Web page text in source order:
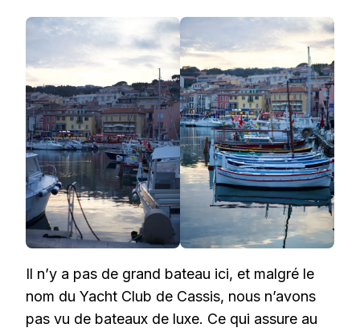
Il n’y a pas de grand bateau ici, et malgré le
nom du Yacht Club de Cassis, nous n’avons
pas vu de bateaux de luxe. Ce qui assure au